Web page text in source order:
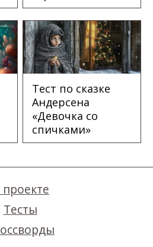
Тест по сказке
Андерсена
«Девочка со
спичками»
Тесты